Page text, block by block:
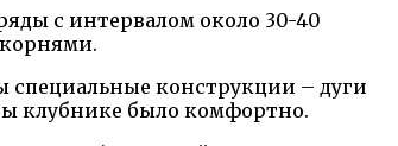
с интервалом около 30-40
корнями.
специальные конструкции – дуги
клубнике было комфортно.